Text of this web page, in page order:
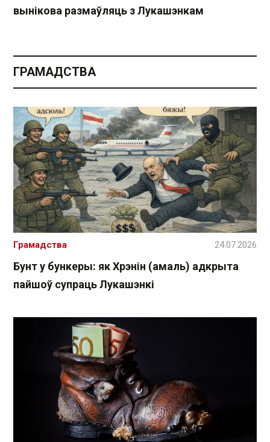
вынікова размаўляць з Лукашэнкам
ГРАМАДСТВА
Бунт у бункеры: як Хрэнін (амаль) адкрыта
пайшоў супраць Лукашэнкі
Грамадства 24.07.2026